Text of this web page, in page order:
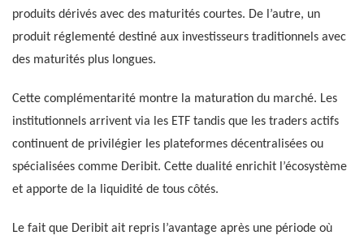
produits dérivés avec des maturités courtes. De l’autre, un
produit réglementé destiné aux investisseurs traditionnels avec
des maturités plus longues.
Cette complémentarité montre la maturation du marché. Les
institutionnels arrivent via les ETF tandis que les traders actifs
continuent de privilégier les plateformes décentralisées ou
spécialisées comme Deribit. Cette dualité enrichit l’écosystème
et apporte de la liquidité de tous côtés.
Le fait que Deribit ait repris l’avantage après une période où